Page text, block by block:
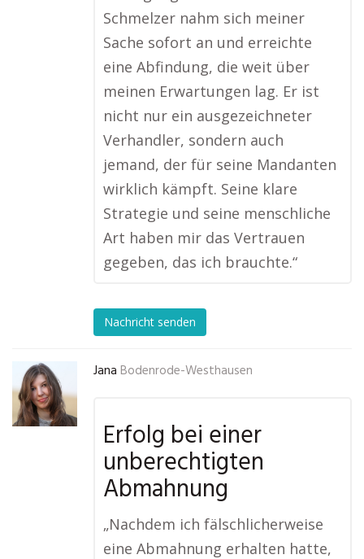
Schmelzer nahm sich meiner
Sache sofort an und erreichte
eine Abfindung, die weit über
meinen Erwartungen lag. Er ist
nicht nur ein ausgezeichneter
Verhandler, sondern auch
jemand, der für seine Mandanten
wirklich kämpft. Seine klare
Strategie und seine menschliche
Art haben mir das Vertrauen
gegeben, das ich brauchte.“
Nachricht senden
Jana Bodenrode-Westhausen
Erfolg bei einer
unberechtigten
Abmahnung
„Nachdem ich fälschlicherweise
eine Abmahnung erhalten hatte,